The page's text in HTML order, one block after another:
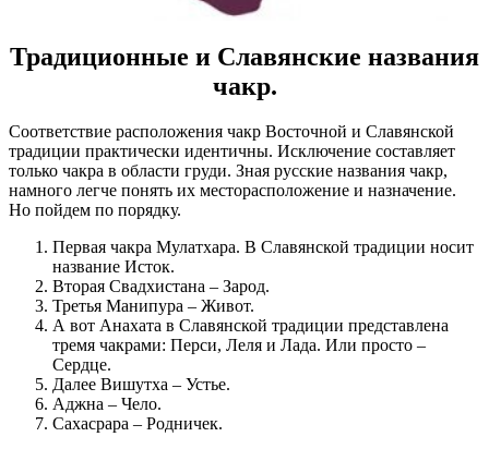
Традиционные и Славянские названия
чакр.
Соответствие расположения чакр Восточной и Славянской
традиции практически идентичны. Исключение составляет
только чакра в области груди. Зная русские названия чакр,
намного легче понять их месторасположение и назначение.
Но пойдем по порядку.
Первая чакра Мулатхара. В Славянской традиции носит
название Исток.
Вторая Свадхистана – Зарод.
Третья Манипура – Живот.
А вот Анахата в Славянской традиции представлена
тремя чакрами: Перси, Леля и Лада. Или просто –
Сердце.
Далее Вишутха – Устье.
Аджна – Чело.
Сахасрара – Родничек.